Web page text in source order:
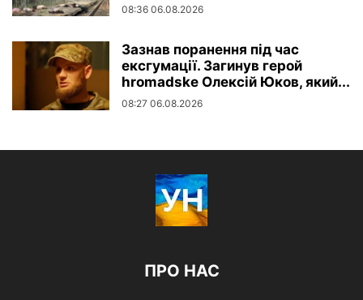
08:36 06.08.2026
Зазнав поранення під час
ексгумації. Загинув герой
hromadske Олексій Юков, який...
08:27 06.08.2026
ПРО НАС